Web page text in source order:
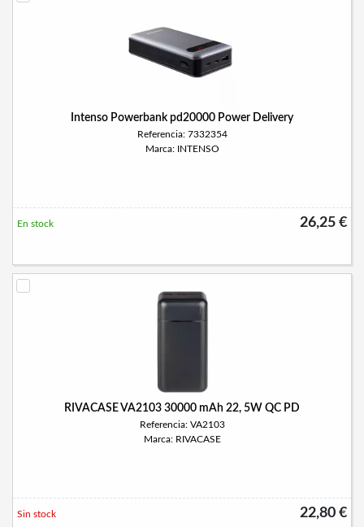
Intenso Powerbank pd20000 Power Delivery
Referencia: 7332354
Marca: INTENSO
26,25 €
En stock
RIVACASE VA2103 30000 mAh 22, 5W QC PD
Referencia: VA2103
Marca: RIVACASE
22,80 €
Sin stock